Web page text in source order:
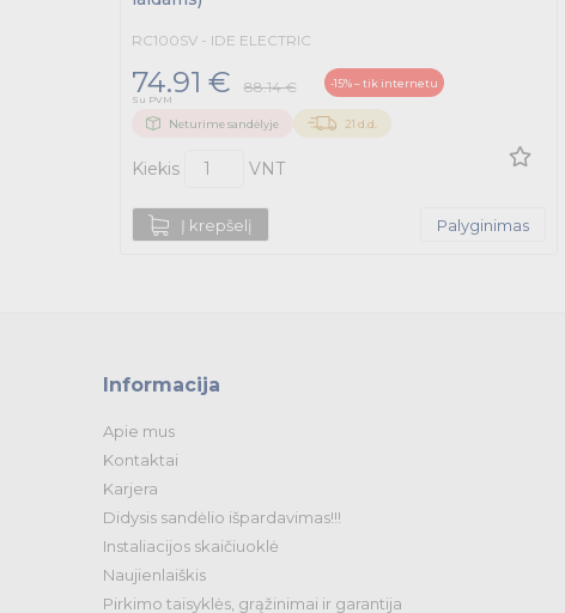
RC100SV - IDE ELECTRIC
74.91 € 88.14 € -15% – tik internetu
Su PVM
Neturime sandėlyje 21 d.d.
Kiekis VNT
Į krepšelį Palyginimas
Informacija
Apie mus
Kontaktai
Karjera
Didysis sandėlio išpardavimas!!!
Instaliacijos skaičiuoklė
Naujienlaiškis
Pirkimo taisyklės, grąžinimai ir garantija